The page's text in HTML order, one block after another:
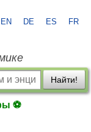
EN DE ES FR
Найти!
⚽